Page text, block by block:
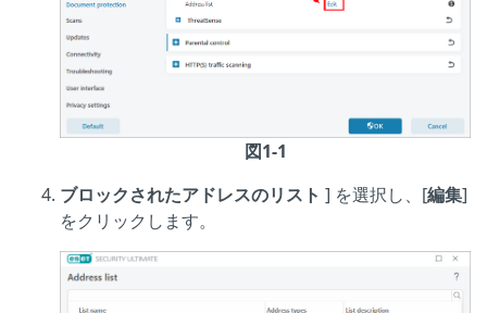
図1-1
ブロックされたアドレスのリスト ] を選択し、[編集]
をクリックします。